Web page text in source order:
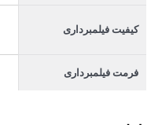
کیفیت فیلمبرداری
فرمت فیلمبرداری